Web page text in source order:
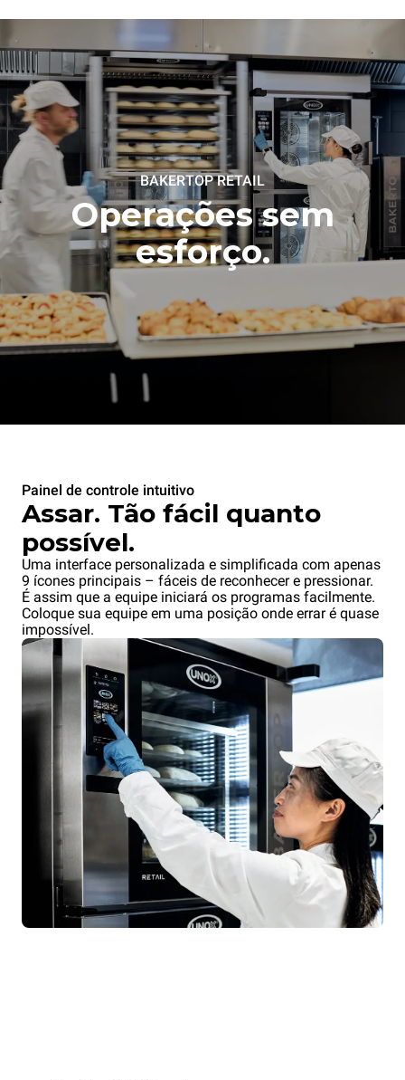
BAKERTOP RETAIL
Operações sem
esforço.
Painel de controle intuitivo
Assar. Tão fácil quanto
possível.
Uma interface personalizada e simplificada com apenas
9 ícones principais – fáceis de reconhecer e pressionar.
É assim que a equipe iniciará os programas facilmente.
Coloque sua equipe em uma posição onde errar é quase
impossível.